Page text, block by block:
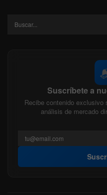
Suscríbete a
Recibe contenido
análisis de mercado